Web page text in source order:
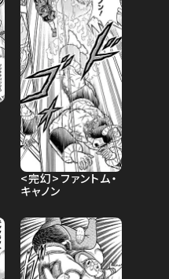
<完幻>ファントム・
キャノン